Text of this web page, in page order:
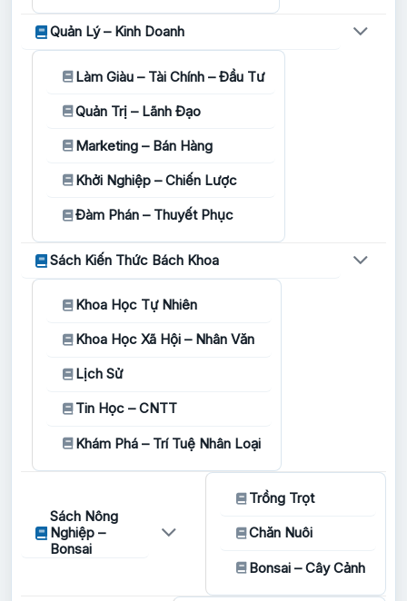
Quản Lý – Kinh Doanh
Làm Giàu – Tài Chính – Đầu Tư
Quản Trị – Lãnh Đạo
Marketing – Bán Hàng
Khởi Nghiệp – Chiến Lược
Đàm Phán – Thuyết Phục
Sách Kiến Thức Bách Khoa
Khoa Học Tự Nhiên
Khoa Học Xã Hội – Nhân Văn
Lịch Sử
Tin Học – CNTT
Khám Phá – Trí Tuệ Nhân Loại
Sách Nông
Nghiệp –
Bonsai
Trồng Trọt
Chăn Nuôi
Bonsai – Cây Cảnh